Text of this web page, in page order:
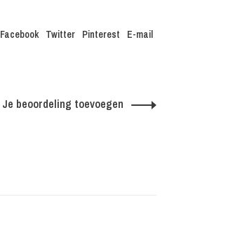
Facebook Twitter Pinterest E-mail
Je beoordeling toevoegen